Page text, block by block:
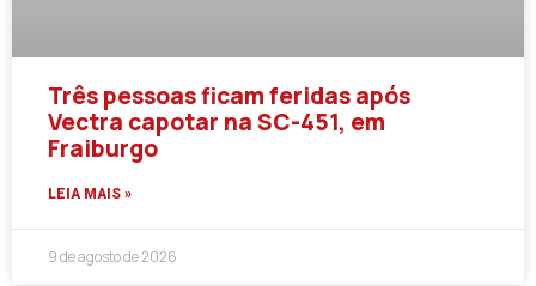
Três pessoas ficam feridas após
Vectra capotar na SC-451, em
Fraiburgo
LEIA MAIS »
9 de agosto de 2026